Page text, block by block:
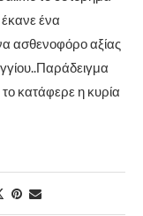
ένα
ασθενοφόρο αξίας
κατάφερε η κυρία